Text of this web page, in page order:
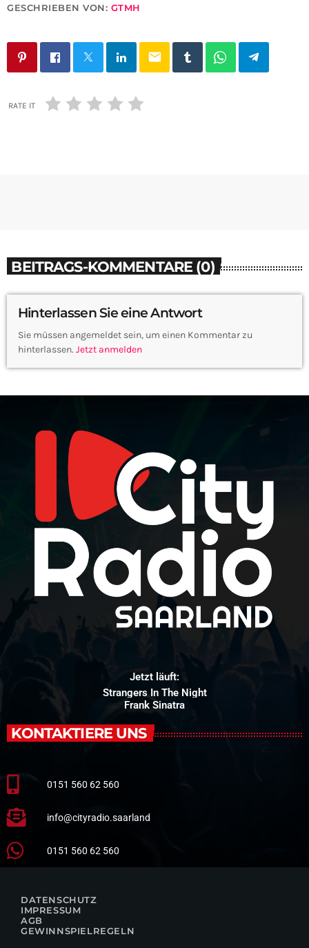
GESCHRIEBEN VON: GTMH
email
RATE IT
BEITRAGS-KOMMENTARE (0)
Hinterlassen Sie eine Antwort
Sie müssen angemeldet sein, um einen Kommentar zu
hinterlassen. Jetzt anmelden
Jetzt läuft:
Strangers In The Night
Frank Sinatra
KONTAKTIERE UNS
0151 560 62 560
info@cityradio.saarland
0151 560 62 560
DATENSCHUTZ
IMPRESSUM
AGB
GEWINNSPIELREGELN